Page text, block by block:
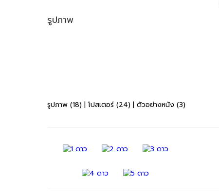
รูปภาพ
รูปภาพ (18) | โปสเตอร์ (24) | ตัวอย่างหนัง (3)